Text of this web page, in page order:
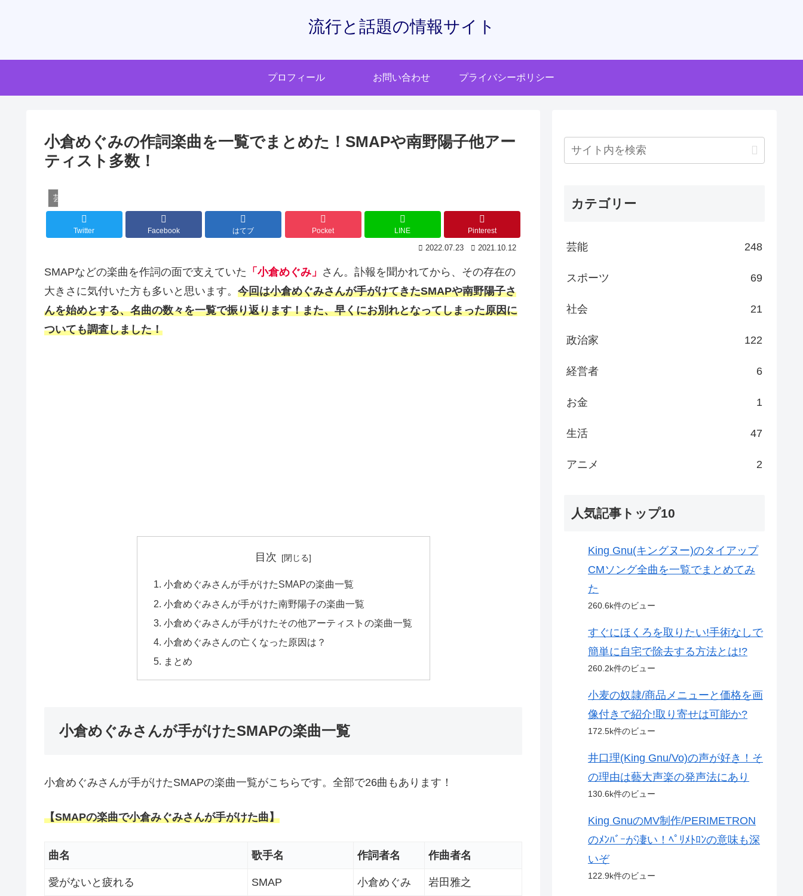
流行と話題の情報サイト
プロフィール お問い合わせ プライバシーポリシー
小倉めぐみの作詞楽曲を一覧でまとめた！SMAPや南野陽子他アー
ティスト多数！
芸能
Twitter Facebook はてブ Pocket LINE Pinterest
2022.07.23 2021.10.12
SMAPなどの楽曲を作詞の面で支えていた 「小倉めぐみ」 さん。訃報を聞かれてから、その存在の
大きさに気付いた方も多いと思います。 今回は小倉めぐみさんが手がけてきたSMAPや南野陽子さ
んを始めとする、名曲の数々を一覧で振り返ります！また、早くにお別れとなってしまった原因に
ついても調査しました！
目次
小倉めぐみさんが手がけたSMAPの楽曲一覧
小倉めぐみさんが手がけた南野陽子の楽曲一覧
小倉めぐみさんが手がけたその他アーティストの楽曲一覧
小倉めぐみさんの亡くなった原因は？
まとめ
小倉めぐみさんが手がけたSMAPの楽曲一覧
小倉めぐみさんが手がけたSMAPの楽曲一覧がこちらです。全部で26曲もあります！
【SMAPの楽曲で小倉みぐみさんが手がけた曲】
曲名 歌手名 作詞者名 作曲者名
愛がないと疲れる SMAP 小倉めぐみ 岩田雅之
カテゴリー
芸能 248
スポーツ 69
社会 21
政治家 122
経営者 6
お金 1
生活 47
アニメ 2
人気記事トップ10
King Gnu(キングヌー)のタイアップ
CMソング全曲を一覧でまとめてみ
た
260.6k件のビュー
すぐにほくろを取りたい!手術なしで
簡単に自宅で除去する方法とは!?
260.2k件のビュー
小麦の奴隷/商品メニューと価格を画
像付きで紹介!取り寄せは可能か?
172.5k件のビュー
井口理(King Gnu/Vo)の声が好き！そ
の理由は藝大声楽の発声法にあり
130.6k件のビュー
King GnuのMV制作/PERIMETRON
のﾒﾝﾊﾞｰが凄い！ﾍﾟﾘﾒﾄﾛﾝの意味も深
いぞ
122.9k件のビュー